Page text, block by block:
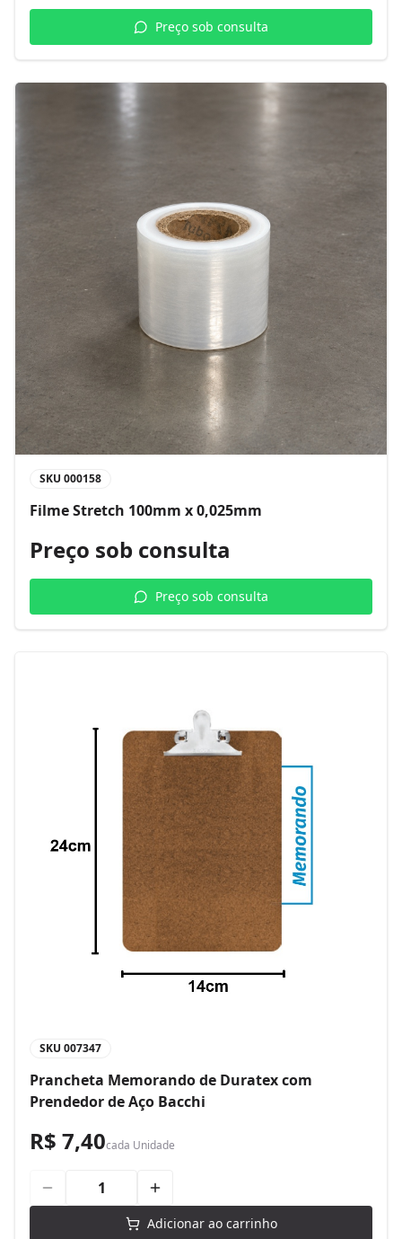
Preço sob consulta
SKU 000158
Filme Stretch 100mm x 0,025mm
Preço sob consulta
Preço sob consulta
SKU 007347
Prancheta Memorando de Duratex com
Prendedor de Aço Bacchi
R$ 7,40cada Unidade
Adicionar ao carrinho